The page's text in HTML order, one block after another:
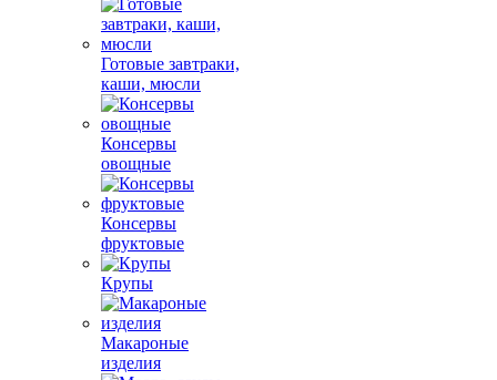
Готовые завтраки,
каши, мюсли
Консервы
овощные
Консервы
фруктовые
Крупы
Макароные
изделия